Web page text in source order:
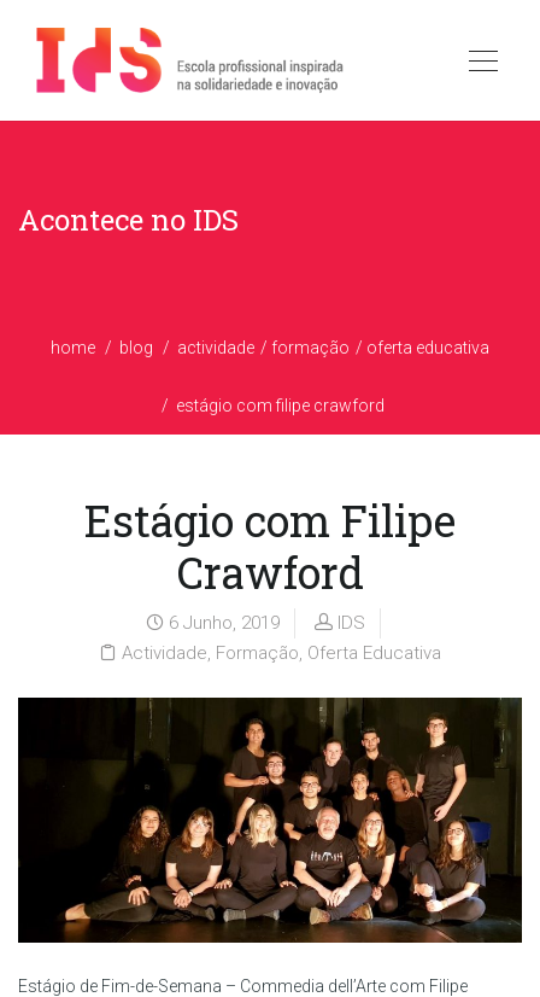
Acontece no IDS
home blog actividade formação oferta educativa
estágio com filipe crawford
Estágio com Filipe
Crawford
6 Junho, 2019
IDS
Actividade, Formação, Oferta Educativa
Estágio de Fim-de-Semana – Commedia dell’Arte com Filipe